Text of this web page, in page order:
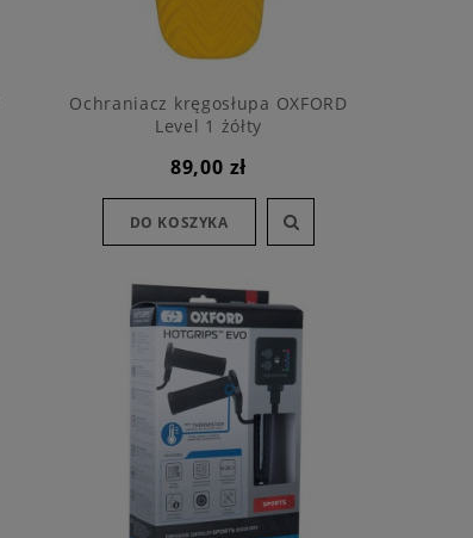
Ochraniacz kręgosłupa OXFORD
Level 1 żółty
89,00 zł
DO KOSZYKA